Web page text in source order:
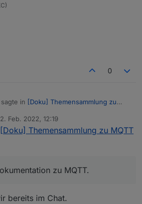
0
sagte in [Doku] Themensammlung zu
sich natürlich wieder die anfängliche
Hilfestellung für Einsteiger sein soll, in
einen Konfigurationsprozess
besser aufgehoben. Die Erwähnung
2. Feb. 2022, 12:19
von
[Doku] Themensammlung zu MQTT
zu MQTT.
bereits im Chat.